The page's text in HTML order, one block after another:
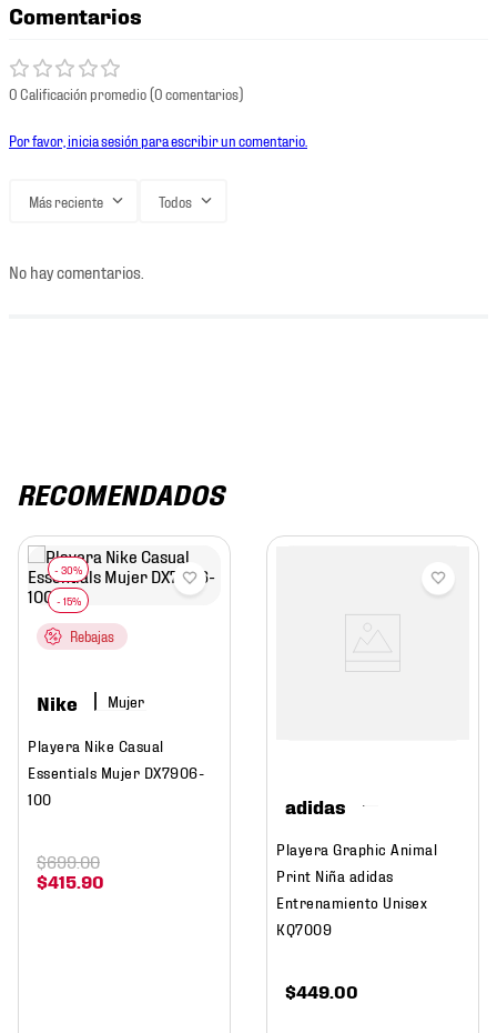
Comentarios
0 Calificación promedio(0 comentarios)
Por favor, inicia sesión para escribir un comentario.
Más reciente Todos
No hay comentarios.
RECOMENDADOS
Rebajas
Nike Mujer
Playera Nike Casual
Essentials Mujer DX7906-
100
$415.90
$699.00
adidas
Playera Graphic Animal
Print Niña adidas
Entrenamiento Unisex
KQ7009
$449.00